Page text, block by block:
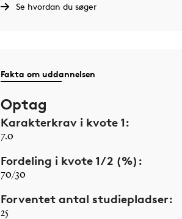
Se hvordan du søger
Fakta om uddannelsen
Optag
Karakterkrav i kvote 1:
7.0
Fordeling i kvote 1/2 (%):
70/30
Forventet antal studiepladser:
25